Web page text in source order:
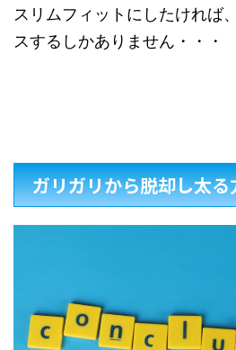
スリムフィットにしたければ
スするしかありません・・・
ガリガリから脱却し太る